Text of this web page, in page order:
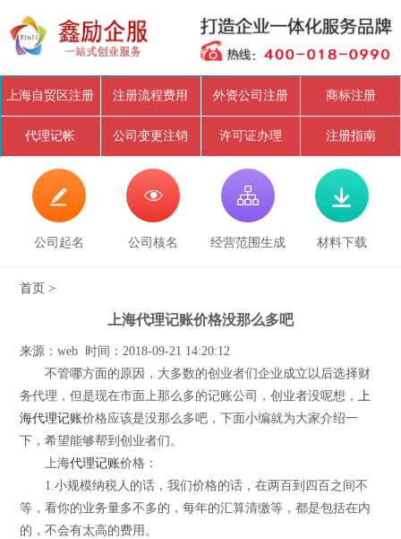
上海自贸区注册 注册流程费用 外资公司注册 商标注册
代理记帐 公司变更注销 许可证办理 注册指南

公司起名

公司核名

经营范围生成

材料下载
首页 >
上海代理记账价格没那么多吧
来源：web 时间：2018-09-21 14:20:12
不管哪方面的原因，大多数的创业者们企业成立以后选择财
务代理，但是现在市面上那么多的记账公司，创业者没呢想，
上
海代理记账价格应该是没那么多吧，下面小编就为大家介绍一
下，希望能够帮到创业者们。
上海代理记账价格：
1.小规模纳税人的话，我们价格的话，在两百到四百之间不
等，看你的业务量多不多的，每年的汇算清缴等，都是包括在内
的，不会有太高的费用。